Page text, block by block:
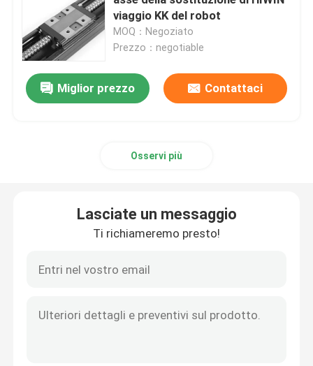
Ferrovia di guida lineare
binari di guida lineari
Modulo guida lineare
viaggio KK del robot
MOQ：Negoziato
Prezzo：negotiable
Miglior prezzo Contattaci
Osservi più
Lasciate un messaggio
Ti richiameremo presto!